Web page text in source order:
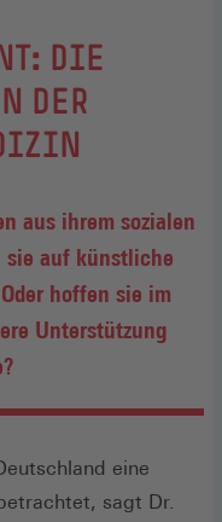
DIE
DER
aus ihrem sozialen
sie auf künstliche
hoffen sie im
Unterstützung
eine
sagt Dr.